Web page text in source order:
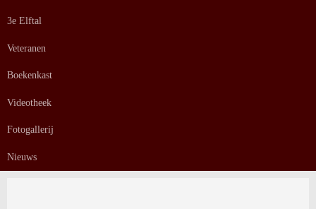
3e Elftal
Veteranen
Boekenkast
Videotheek
Fotogallerij
Nieuws